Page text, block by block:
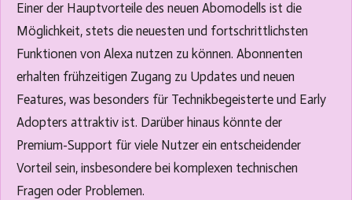
Einer der Hauptvorteile des neuen Abomodells ist die
Möglichkeit, stets die neuesten und fortschrittlichsten
Funktionen von Alexa nutzen zu können. Abonnenten
erhalten frühzeitigen Zugang zu Updates und neuen
Features, was besonders für Technikbegeisterte und Early
Adopters attraktiv ist. Darüber hinaus könnte der
Premium-Support für viele Nutzer ein entscheidender
Vorteil sein, insbesondere bei komplexen technischen
Fragen oder Problemen.